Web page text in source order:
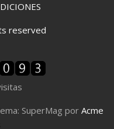
reserved
SuperMag porAcme